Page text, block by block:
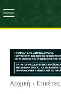
Αρχική Ετικέτες